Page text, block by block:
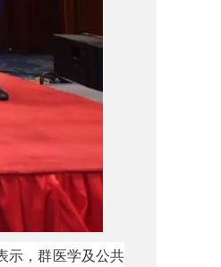
示，群医学及公共